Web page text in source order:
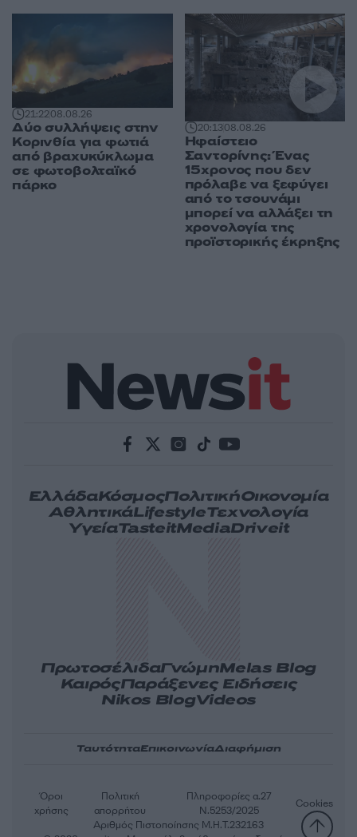
21:2208.08.26
Δύο συλλήψεις στην
Κορινθία για φωτιά
από βραχυκύκλωμα
σε φωτοβολταϊκό
πάρκο
20:1308.08.26
Ηφαίστειο
Σαντορίνης: Ένας
15χρονος που δεν
πρόλαβε να ξεφύγει
από το τσουνάμι
μπορεί να αλλάξει τη
χρονολογία της
προϊστορικής έκρηξης
ΕλλάδαΚόσμοςΠολιτικήΟικονομία
ΑθλητικάLifestyleΤεχνολογία
ΥγείαTasteitMediaDriveit
ΠρωτοσέλιδαΓνώμηMelas Blog
ΚαιρόςΠαράξενες Ειδήσεις
Nikos BlogVideos
ΤαυτότηταΕπικοινωνίαΔιαφήμιση
Αριθμός Πιστοποίησης Μ.Η.Τ.232163
Όροι
χρήσης
Πολιτική
απορρήτου
Πληροφορίες α.27
Ν.5253/2025
Cookies